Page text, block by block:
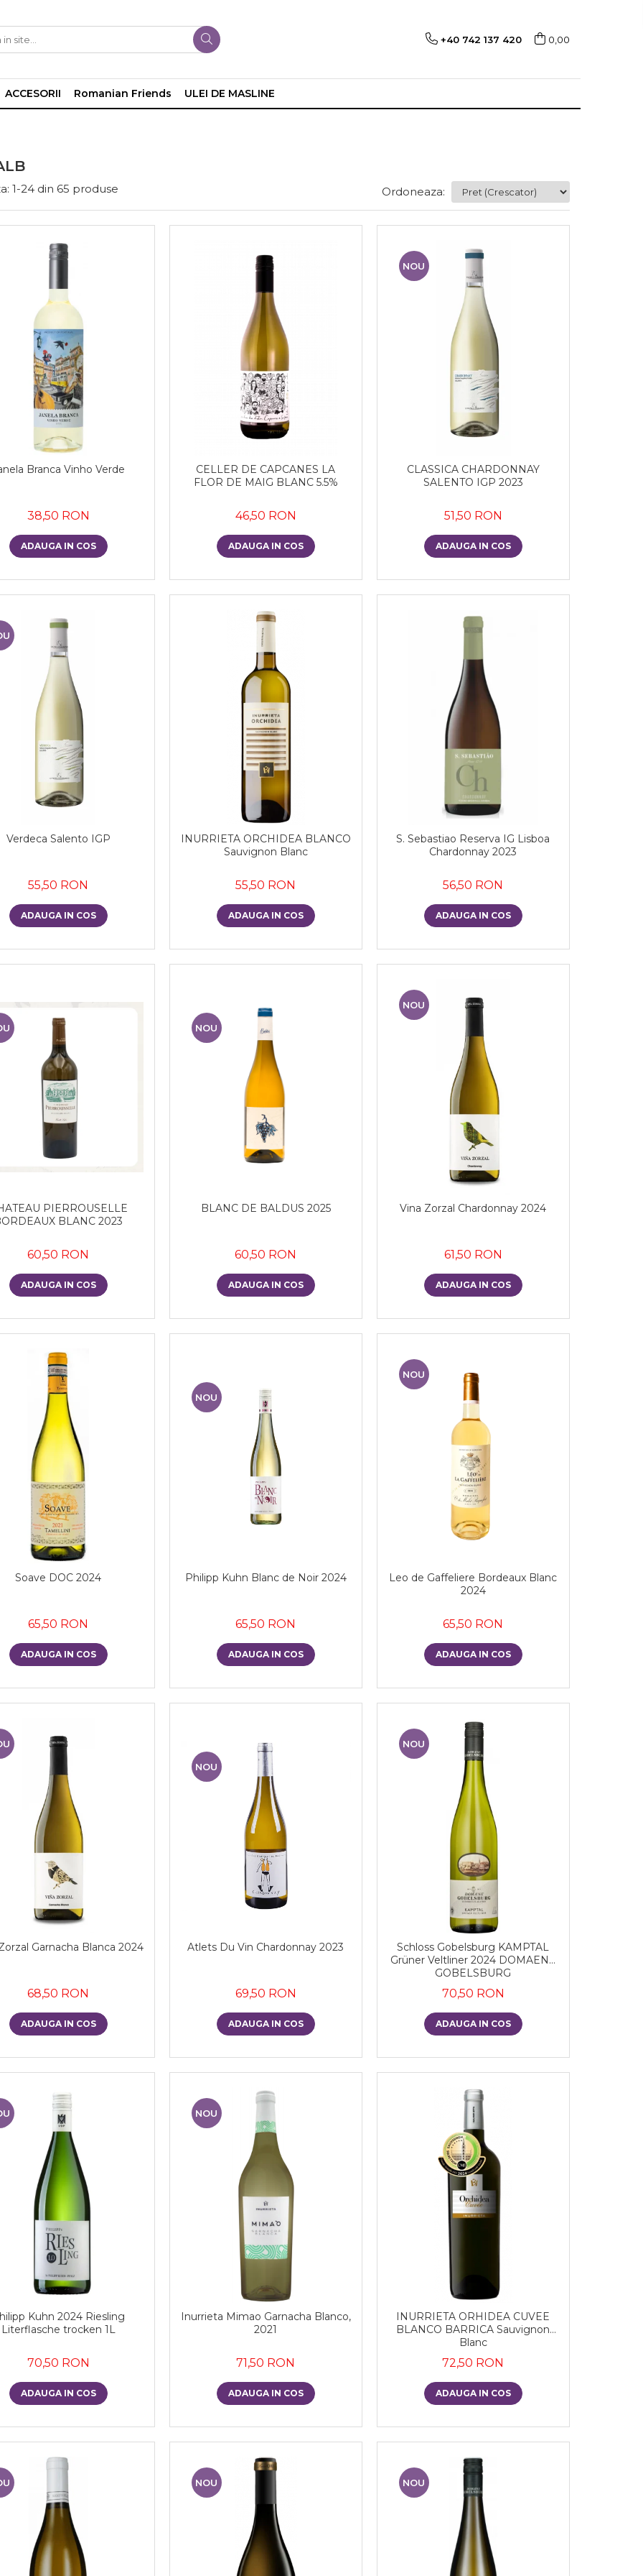
+40 742 137 420 0,00
ACCESORII Romanian Friends ULEI DE MASLINE
1-24din 65 produse Ordoneaza:
Branca Vinho Verde
38,50 RON
ADAUGA IN COS
CELLER DE CAPCANES LA
FLOR DE MAIG BLANC 5.5%
46,50 RON
ADAUGA IN COS
NOU
CLASSICA CHARDONNAY
SALENTO IGP 2023
51,50 RON
ADAUGA IN COS
Verdeca Salento IGP
55,50 RON
ADAUGA IN COS
INURRIETA ORCHIDEA BLANCO
Sauvignon Blanc
55,50 RON
ADAUGA IN COS
S. Sebastiao Reserva IG Lisboa
Chardonnay 2023
56,50 RON
ADAUGA IN COS
PIERROUSELLE
BLANC 2023
60,50 RON
ADAUGA IN COS
NOU
BLANC DE BALDUS 2025
60,50 RON
ADAUGA IN COS
NOU
Vina Zorzal Chardonnay 2024
61,50 RON
ADAUGA IN COS
Soave DOC 2024
65,50 RON
ADAUGA IN COS
NOU
Philipp Kuhn Blanc de Noir 2024
65,50 RON
ADAUGA IN COS
NOU
Leo de Gaffeliere Bordeaux Blanc
2024
65,50 RON
ADAUGA IN COS
Garnacha Blanca 2024
68,50 RON
ADAUGA IN COS
NOU
Atlets Du Vin Chardonnay 2023
69,50 RON
ADAUGA IN COS
NOU
Schloss Gobelsburg KAMPTAL
Grüner Veltliner 2024 DOMAENE
GOBELSBURG
70,50 RON
ADAUGA IN COS
Kuhn 2024 Riesling
Literflasche trocken 1L
70,50 RON
ADAUGA IN COS
NOU
Inurrieta Mimao Garnacha Blanco,
2021
71,50 RON
ADAUGA IN COS
INURRIETA ORHIDEA CUVEE
BLANCO BARRICA Sauvignon
Blanc
72,50 RON
ADAUGA IN COS
NOU NOU